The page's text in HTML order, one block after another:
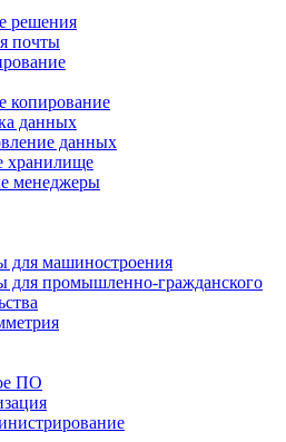
решения
почты
копирование
данных
данных
хранилище
менеджеры
для машиностроения
для промышленно-гражданского
ПО